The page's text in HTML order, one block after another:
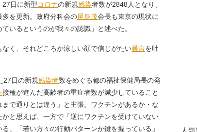
27日に新型コロナの新規感染者数が2848人となり、
を更新。政府分科会の尾身茂会長も東京の現状に
いるというのが我々の認識」と述べた。
く、それどころか涼しい顔で信じがたい暴言を吐
27日の新規感染者数をめぐる都の福祉保健局長の発
接種が進んだ高齢者の重症者数が減少していること
で通りとは違う」と主張。ワクチンがあるか・な
と思えば、一方で「逆にワクチンを受けていない
」「若い方々の行動パターンが鍵を握っている」